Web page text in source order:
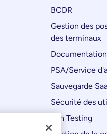
BCDR
Gestion des
des terminaux
PSA/Service
Sauvegarde
Sécurité des
Pen Testing